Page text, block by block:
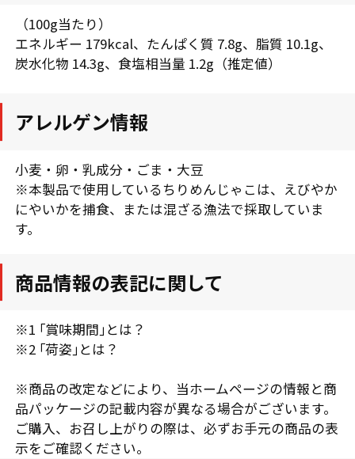
（100g当たり）
エネルギー 179kcal、たんぱく質 7.8g、脂質 10.1g、
炭水化物 14.3g、食塩相当量 1.2g（推定値）
アレルゲン情報
小麦・卵・乳成分・ごま・大豆
※本製品で使用しているちりめんじゃこは、えびやか
にやいかを捕食、または混ざる漁法で採取していま
す。
商品情報の表記に関して
※1 ｢賞味期間｣とは？
※2 ｢荷姿｣とは？
※商品の改定などにより、当ホームページの情報と商
品パッケージの記載内容が異なる場合がございます。
ご購入、お召し上がりの際は、必ずお手元の商品の表
示をご確認ください。